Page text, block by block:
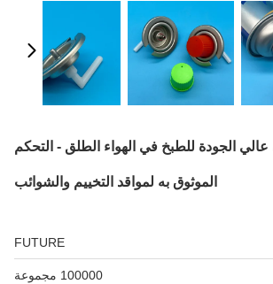
الجودة للطبخ في الهواء الطلق - التحكم
الموثوق به لمواقد التخييم والشوائب
FUTURE
100000 مجموعة